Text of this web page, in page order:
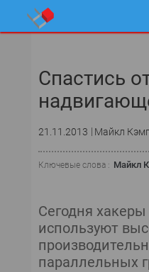
Спастись
21.11.2013 Майкл
Ключевые слова : Майкл
Сегодня
используют
параллельных